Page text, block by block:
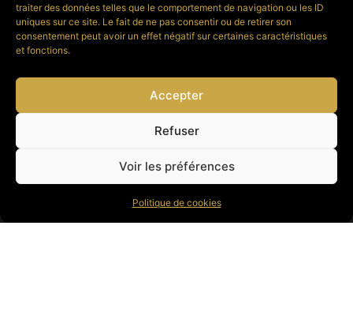
traiter des données telles que le comportement de navigation ou les ID
uniques sur ce site. Le fait de ne pas consentir ou de retirer son
consentement peut avoir un effet négatif sur certaines caractéristiques
et fonctions.
Accepter
Refuser
Voir les préférences
Politique de cookies
Voir les instruments
disponibles